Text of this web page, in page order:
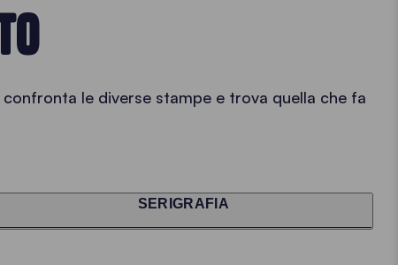
le diverse stampe e trova quella che fa
SERIGRAFIA